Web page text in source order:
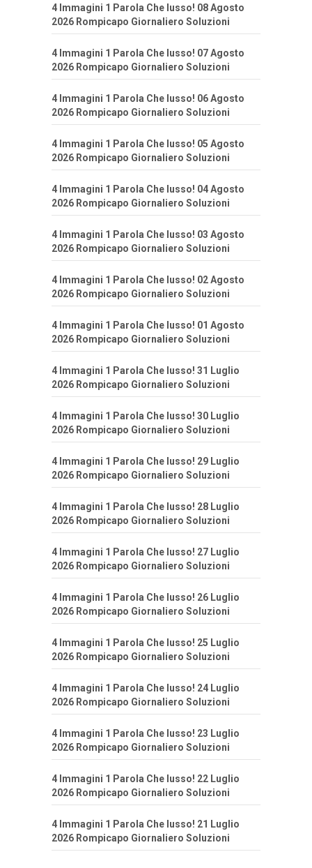
4 Immagini 1 Parola Che lusso! 08 Agosto
2026 Rompicapo Giornaliero Soluzioni
4 Immagini 1 Parola Che lusso! 07 Agosto
2026 Rompicapo Giornaliero Soluzioni
4 Immagini 1 Parola Che lusso! 06 Agosto
2026 Rompicapo Giornaliero Soluzioni
4 Immagini 1 Parola Che lusso! 05 Agosto
2026 Rompicapo Giornaliero Soluzioni
4 Immagini 1 Parola Che lusso! 04 Agosto
2026 Rompicapo Giornaliero Soluzioni
4 Immagini 1 Parola Che lusso! 03 Agosto
2026 Rompicapo Giornaliero Soluzioni
4 Immagini 1 Parola Che lusso! 02 Agosto
2026 Rompicapo Giornaliero Soluzioni
4 Immagini 1 Parola Che lusso! 01 Agosto
2026 Rompicapo Giornaliero Soluzioni
4 Immagini 1 Parola Che lusso! 31 Luglio
2026 Rompicapo Giornaliero Soluzioni
4 Immagini 1 Parola Che lusso! 30 Luglio
2026 Rompicapo Giornaliero Soluzioni
4 Immagini 1 Parola Che lusso! 29 Luglio
2026 Rompicapo Giornaliero Soluzioni
4 Immagini 1 Parola Che lusso! 28 Luglio
2026 Rompicapo Giornaliero Soluzioni
4 Immagini 1 Parola Che lusso! 27 Luglio
2026 Rompicapo Giornaliero Soluzioni
4 Immagini 1 Parola Che lusso! 26 Luglio
2026 Rompicapo Giornaliero Soluzioni
4 Immagini 1 Parola Che lusso! 25 Luglio
2026 Rompicapo Giornaliero Soluzioni
4 Immagini 1 Parola Che lusso! 24 Luglio
2026 Rompicapo Giornaliero Soluzioni
4 Immagini 1 Parola Che lusso! 23 Luglio
2026 Rompicapo Giornaliero Soluzioni
4 Immagini 1 Parola Che lusso! 22 Luglio
2026 Rompicapo Giornaliero Soluzioni
4 Immagini 1 Parola Che lusso! 21 Luglio
2026 Rompicapo Giornaliero Soluzioni